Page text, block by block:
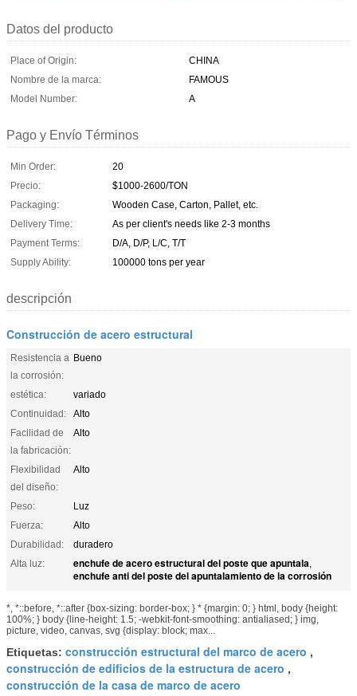
Datos del producto
Place of Origin:
CHINA
Nombre de la marca:
FAMOUS
Model Number:
A
Pago y Envío Términos
Min Order:
20
Precio:
$1000-2600/TON
Packaging:
Wooden Case, Carton, Pallet, etc.
Delivery Time:
As per client's needs like 2-3 months
Payment Terms:
D/A, D/P, L/C, T/T
Supply Ability:
100000 tons per year
descripción
Construcción de acero estructural
Resistencia a
la corrosión:
Bueno
estética:
variado
Continuidad:
Alto
Facilidad de
la fabricación:
Alto
Flexibilidad
del diseño:
Alto
Peso:
Luz
Fuerza:
Alto
Durabilidad:
duradero
Alta luz:
enchufe de acero estructural del poste que apuntala,
enchufe anti del poste del apuntalamiento de la corrosión
*, *::before, *::after {box-sizing: border-box; } * {margin: 0; } html, body {height:
100%; } body {line-height: 1.5; -webkit-font-smoothing: antialiased; } img,
picture, video, canvas, svg {display: block; max...
Etiquetas: construcción estructural del marco de acero ,
construcción de edificios de la estructura de acero ,
construcción de la casa de marco de acero